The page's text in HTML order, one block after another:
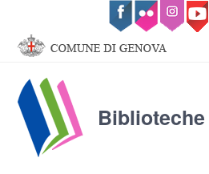
Salta al contenuto principale